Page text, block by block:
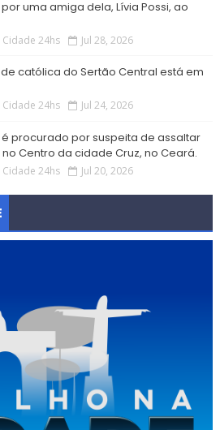
uma amiga dela, Lívia Possi, ao
24hs Jul 28, 2026
católica do Sertão Central está em
24hs Jul 24, 2026
procurado por suspeita de assaltar
Centro da cidade Cruz, no Ceará.
24hs Jul 20, 2026